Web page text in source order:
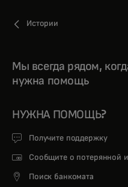
Истории
Мы всегда рядом,
нужна помощь
НУЖНА ПОМОЩЬ?
Получите поддержку
Сообщите о потерянной
Поиск банкомата